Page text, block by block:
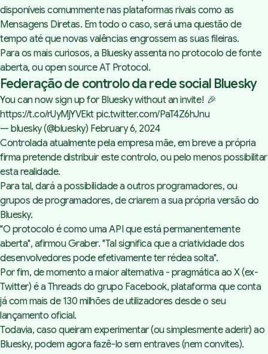
disponíveis comummente nas plataformas rivais como as
Mensagens Diretas. Em todo o caso, será uma questão de
tempo até que novas valências engrossem as suas fileiras.
Para os mais curiosos, a Bluesky assenta no protocolo de fonte
aberta, ouopen sourceAT Protocol.
Federação de controlo da rede social Bluesky
You can now sign up for Bluesky without an invite! 🎉
https://t.co/rUyMjYVEkt pic.twitter.com/PaT4Z6hJnu
— bluesky (@bluesky) February 6, 2024
Controlada atualmente pela empresa mãe, em breve a própria
firma pretende distribuir este controlo, ou pelo menos possibilitar
esta realidade.
Para tal, dará a possibilidade a outros programadores, ou
grupos de programadores, de criarem a sua própria versão do
Bluesky.
"O protocolo é como uma API que está permanentemente
aberta", afirmou Graber. "Tal significa que a criatividade dos
desenvolvedores pode efetivamente ter rédea solta".
Por fim, de momento a maior alternativa - pragmática ao X (ex-
Twitter) é a Threads do grupo Facebook, plataforma que conta
já com mais de 130 milhões de utilizadores desde o seu
lançamento oficial.
Todavia, caso queiram experimentar (ou simplesmente aderir) ao
Bluesky, podem agora fazê-lo sem entraves (nem convites).